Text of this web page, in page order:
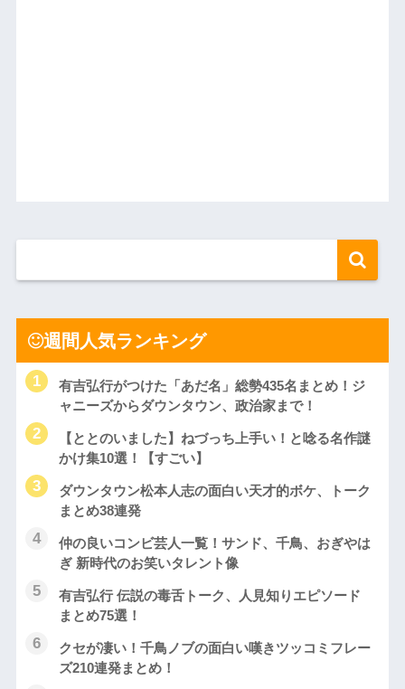
週間人気ランキング
有吉弘行がつけた「あだ名」総勢435名まとめ！ジ
ャニーズからダウンタウン、政治家まで！
【ととのいました】ねづっち上手い！と唸る名作謎
かけ集10選！【すごい】
ダウンタウン松本人志の面白い天才的ボケ、トーク
まとめ38連発
仲の良いコンビ芸人一覧！サンド、千鳥、おぎやは
ぎ 新時代のお笑いタレント像
有吉弘行 伝説の毒舌トーク、人見知りエピソード
まとめ75選！
クセが凄い！千鳥ノブの面白い嘆きツッコミフレー
ズ210連発まとめ！